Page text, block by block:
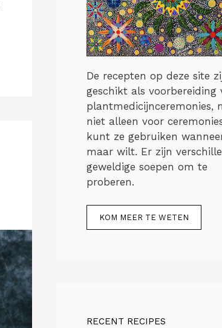
De recepten op deze site
geschikt als voorbereiding
plantmedicijnceremonies,
niet alleen voor
kunt ze gebruiken
maar wilt. Er zijn
geweldige soepen om te
proberen.
KOM MEER TE WETEN
RECENT RECIPES